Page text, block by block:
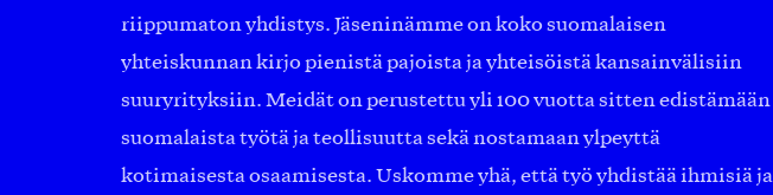
riippumaton yhdistys. Jäseninämme on koko suomalaisen
yhteiskunnan kirjo pienistä pajoista ja yhteisöistä kansainvälisiin
suuryrityksiin. Meidät on perustettu yli 100 vuotta sitten edistämään
suomalaista työtä ja teollisuutta sekä nostamaan ylpeyttä
kotimaisesta osaamisesta. Uskomme yhä, että työ yhdistää ihmisiä ja